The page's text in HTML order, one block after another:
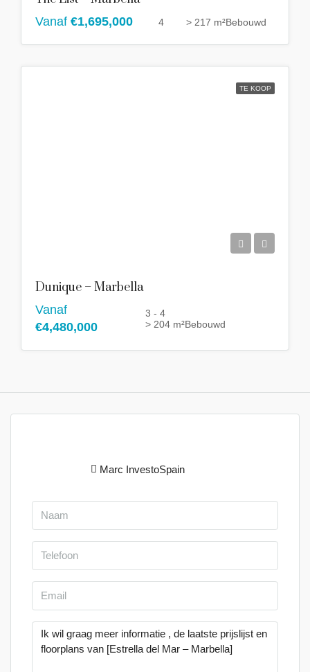
Vanaf €1,695,000 4 > 217 m²Bebouwd
TE KOOP
Dunique – Marbella
Vanaf
€4,480,000
3 - 4
> 204 m²Bebouwd
Marc InvestoSpain